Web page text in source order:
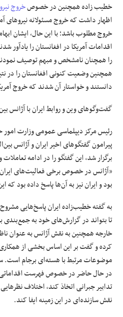
خطیب زاده همچنین در خصوصخروج
اظهار داشت که خروج مسئولانه نیروهای
خروج مطلوب باشد؛ با این حال، ایشان
اقدامات آمریکا در افغانستان را یادآور
را همچنان نامشخص و مبهم توصیف
همچنین وضعیت کنونی افغانستان را در
دانستند و خواستار آن شدند که خروج
گفت‌وگوهای وین و روابط ایران با آژانس
رئیس مرکز دیپلماسی عمومی وزارت
پیرامون گفتگوهای اخیر ایران و آژانس
برگزار شد، این گفتگو را در ادامه
«آژانس در خصوص برخی فعالیت‌های ایران
بود و ایران نیز به آن‌ها پاسخ داده بود که
به گفته خطیب‌زاده ایران پاسخ‌هایی
تا بتواند در گزارش‌های خود به
خارجه همچنین به نقش آژانس به عنوان
کرده و گفت بر این اساس بخشی از
موضوعات مرتبط با هسته‌ای برجام
در حال حاضر در خصوص فهرست
تدابیر جبرانی اتخاذ کند، اختلاف
نقش سازنده‌ای در این زمینه ایفا کند.